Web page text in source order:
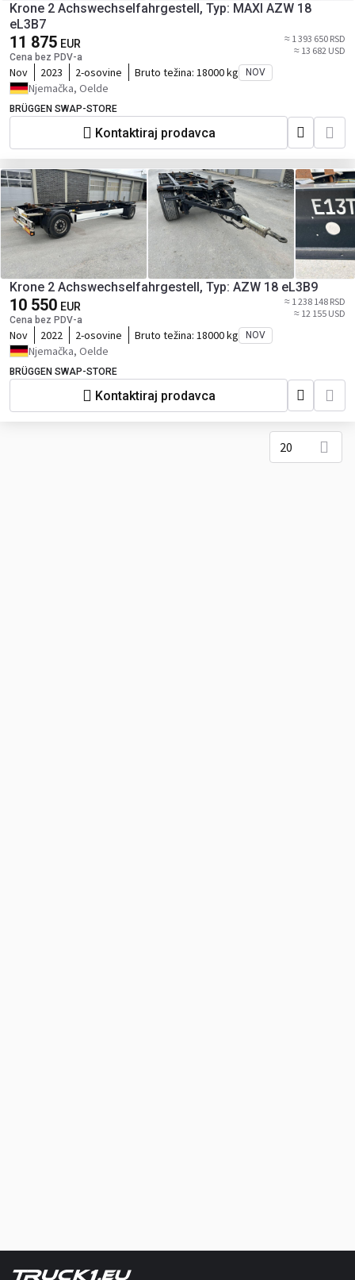
Krone 2 Achswechselfahrgestell, Typ: MAXI AZW 18
eL3B7
11 875 EUR
Cena bez PDV-a
≈ 1 393 650 RSD
≈ 13 682 USD
Nov 2023 2-osovine Bruto težina: 18000 kg NOV
Njemačka, Oelde
BRÜGGEN SWAP-STORE
Kontaktiraj prodavca
Krone 2 Achswechselfahrgestell, Typ: AZW 18 eL3B9
10 550 EUR
Cena bez PDV-a
≈ 1 238 148 RSD
≈ 12 155 USD
Nov 2022 2-osovine Bruto težina: 18000 kg NOV
Njemačka, Oelde
BRÜGGEN SWAP-STORE
Kontaktiraj prodavca
20